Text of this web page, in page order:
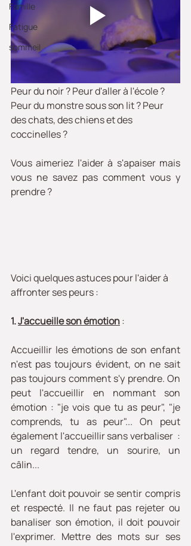
Famille
Fatigue
sommeil
Peur du noir ? Peur d'aller à l'école ?
Peur du monstre sous son lit ? Peur
des chats, des chiens et des
coccinelles ?
Vous aimeriez l'aider à s'apaiser mais
vous ne savez pas comment vous y
prendre ?
Voici quelques astuces pour l'aider à
affronter ses peurs :
1. J'accueille son émotion:
Accueillir les émotions de son enfant
n'est pas toujours évident, on ne sait
pas toujours comment s'y prendre. On
peut l'accueillir en nommant son
émotion : "je vois que tu as peur", "je
comprends, tu as peur"... On peut
également l'accueillir sans verbaliser  :
un regard tendre, un sourire, un
câlin...
L'enfant doit pouvoir se sentir compris
et respecté. Il ne faut pas rejeter ou
banaliser son émotion, il doit pouvoir
l'exprimer. Mettre des mots sur ses